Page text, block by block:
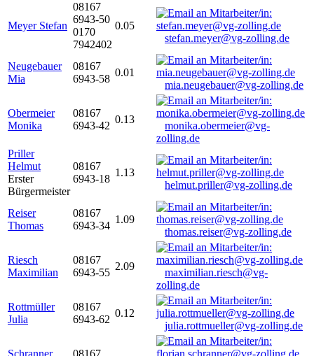
Meyer Stefan
08167
6943-50
0170
7942402
0.05
stefan.meyer@vg-zolling.de
Neugebauer
Mia
08167
6943-58
0.01
mia.neugebauer@vg-zolling.de
Obermeier
Monika
08167
6943-42
0.13
monika.obermeier@vg-
zolling.de
Priller
Helmut
Erster
Bürgermeister
08167
6943-18
1.13
helmut.priller@vg-zolling.de
Reiser
Thomas
08167
6943-34
1.09
thomas.reiser@vg-zolling.de
Riesch
Maximilian
08167
6943-55
2.09
maximilian.riesch@vg-
zolling.de
Rottmüller
Julia
08167
6943-62
0.12
julia.rottmueller@vg-zolling.de